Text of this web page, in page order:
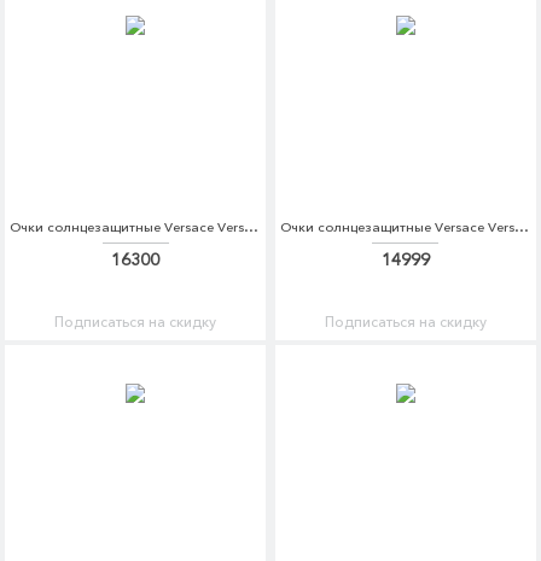
Очки солнцезащитные Versace Versace VE110DWDBDI0
16300
Подписаться на скидку
Очки солнцезащитные Versace Versace VE110DWOXT27
14999
Подписаться на скидку